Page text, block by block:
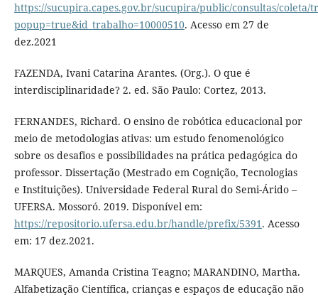
https://sucupira.capes.gov.br/sucupira/public/consultas/coleta/
popup=true&id_trabalho=10000510. Acesso em 27 de
dez.2021
FAZENDA, Ivani Catarina Arantes. (Org.). O que é
interdisciplinaridade? 2. ed. São Paulo: Cortez, 2013.
FERNANDES, Richard. O ensino de robótica educacional por
meio de metodologias ativas: um estudo fenomenológico
sobre os desafios e possibilidades na prática pedagógica do
professor. Dissertação (Mestrado em Cognição, Tecnologias
e Instituições). Universidade Federal Rural do Semi-Árido –
UFERSA. Mossoró. 2019. Disponível em:
https://repositorio.ufersa.edu.br/handle/prefix/5391. Acesso
em: 17 dez.2021.
MARQUES, Amanda Cristina Teagno; MARANDINO, Martha.
Alfabetização Científica, crianças e espaços de educação não